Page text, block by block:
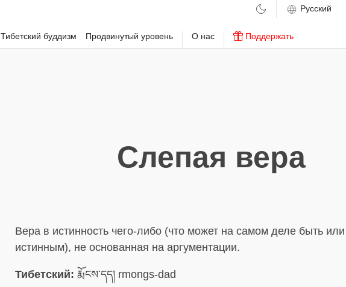
Тибетский буддизм Продвинутый уровень О нас Поддержать
Слепая вера
Вера в истинность чего-либо (что может на самом деле быть
истинным), не основанная на аргументации.
Тибетский: རྨོངས་དད། rmongs-dad